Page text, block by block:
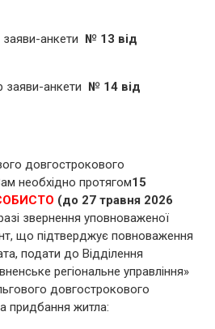
анкети № 13 від
заяви-анкети № 14 від
довгострокового
необхідно протягом15
(до 27 травня 2026
звернення уповноваженої
що підтверджує повноваження
подати до Відділення
регіональне управління»
довгострокового
придбання житла: